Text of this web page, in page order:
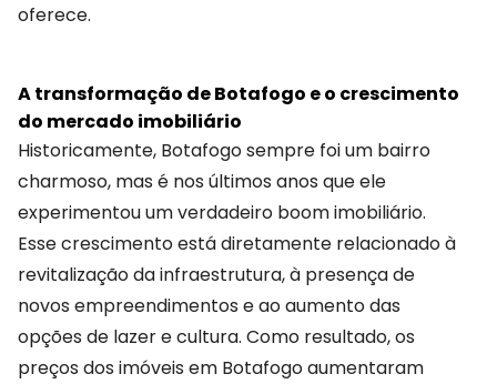
oferece.
A transformação de Botafogo e o crescimento
do mercado imobiliário
Historicamente, Botafogo sempre foi um bairro
charmoso, mas é nos últimos anos que ele
experimentou um verdadeiro boom imobiliário.
Esse crescimento está diretamente relacionado à
revitalização da infraestrutura, à presença de
novos empreendimentos e ao aumento das
opções de lazer e cultura. Como resultado, os
preços dos imóveis em Botafogo aumentaram